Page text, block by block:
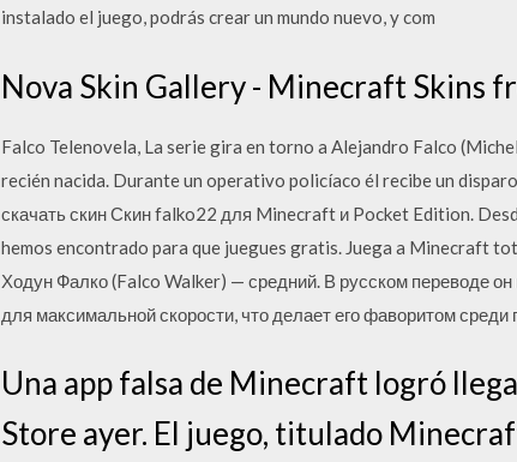
instalado el juego, podrás crear un mundo nuevo, y com
Nova Skin Gallery - Minecraft Skins
Falco Telenovela, La serie gira en torno a Alejandro Falco
recién nacida. Durante un operativo policíaco él recibe un
скачать скин Скин falko22 для Minecraft и Pocket Edition.
hemos encontrado para que juegues gratis. Juega a Minecraft
Ходун Фалко (Falco Walker) — средний. В русском переводе
для максимальной скорости, что делает его фаворитом среди
Una app falsa de Minecraft logró
Store ayer. El juego, titulado